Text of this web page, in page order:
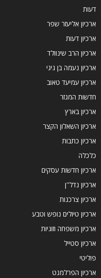
דעות
ארכיון אליעזר שפר
ארכיון דעות
ארכיון הרב שינוולד
ארכיון נעמה בן גיגי
ארכיון עמיעד טאוב
חדשות המגזר
ארכיון בארץ
ארכיון השאלון הקצר
ארכיון כתבות
כלכלה
ארכיון חדשות עסקים
ארכיון נדל''ן
ארכיון צרכנות
ארכיון טיולים נופש וטבע
ארכיון משפחה וזוגיות
ארכיון סטייל
פוליטי
ארכיון הפרלמנט